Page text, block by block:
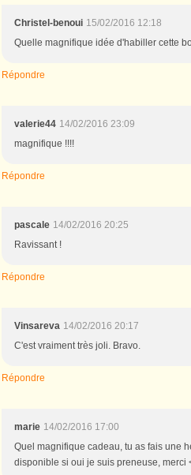
Christel-benoui 15/02/2016 12:18
Quelle magnifique idée d'habiller cette
Répondre
valerie44 14/02/2016 23:09
magnifique !!!!
Répondre
pascale 14/02/2016 20:25
Ravissant !
Répondre
Vinsareva 14/02/2016 20:17
C'est vraiment très joli. Bravo.
Répondre
marie 14/02/2016 17:00
Quel magnifique cadeau, tu as fais une
disponible si oui je suis preneuse, merci